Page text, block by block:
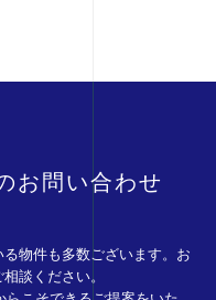
お問い合わせ
物件も多数ございます。お
談ください。